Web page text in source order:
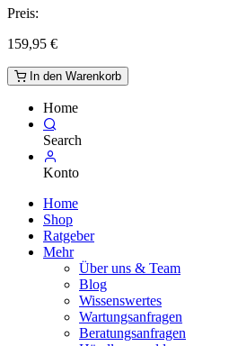
Preis:
159,95 €
In den Warenkorb
Home
Search
Konto
Home
Shop
Ratgeber
Mehr
Über uns & Team
Blog
Wissenswertes
Wartungsanfragen
Beratungsanfragen